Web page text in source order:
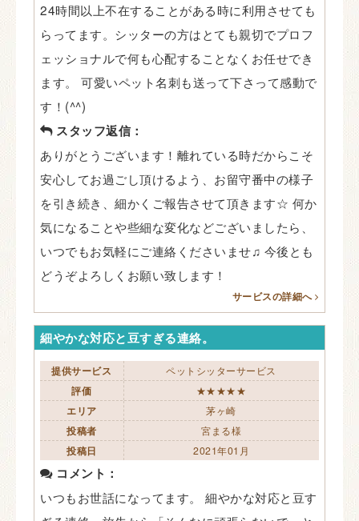
24時間以上不在することがある時に利用させても
らってます。シッターの方はとても親切でプロフ
ェッショナルで何も心配することなくお任せでき
ます。 可愛いペット名刺も送って下さって感動で
す！(^^)
スタッフ返信：
ありがとうございます！離れている時だからこそ
安心してお過ごし頂けるよう、お留守番中の様子
を引き続き、細かくご報告させて頂きます☆ 何か
気になることや些細な変化などございましたら、
いつでもお気軽にご連絡くださいませ♫ 今後とも
どうぞよろしくお願い致します！
サービスの詳細へ
細やかな対応と豆すぎる連絡。
提供サービス ペットシッターサービス
評価 ★★★★★
エリア 茅ヶ崎
投稿者 宮まる様
投稿日 2021年01月
コメント：
いつもお世話になってます。 細やかな対応と豆す